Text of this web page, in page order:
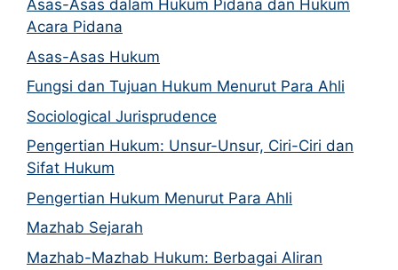
Asas-Asas dalam Hukum Pidana dan Hukum
Acara Pidana
Asas-Asas Hukum
Fungsi dan Tujuan Hukum Menurut Para Ahli
Sociological Jurisprudence
Pengertian Hukum: Unsur-Unsur, Ciri-Ciri dan
Sifat Hukum
Pengertian Hukum Menurut Para Ahli
Mazhab Sejarah
Mazhab-Mazhab Hukum: Berbagai Aliran